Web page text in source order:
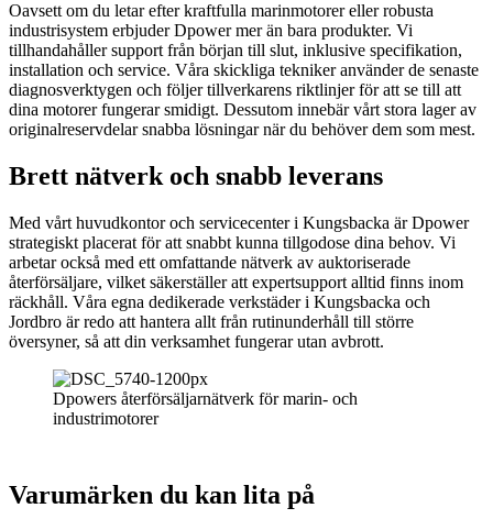
Oavsett om du letar efter kraftfulla marinmotorer eller robusta
industrisystem erbjuder Dpower mer än bara produkter. Vi
tillhandahåller support från början till slut, inklusive specifikation,
installation och service. Våra skickliga tekniker använder de senaste
diagnosverktygen och följer tillverkarens riktlinjer för att se till att
dina motorer fungerar smidigt. Dessutom innebär vårt stora lager av
originalreservdelar snabba lösningar när du behöver dem som mest.
Brett nätverk och snabb leverans
Med vårt huvudkontor och servicecenter i Kungsbacka är Dpower
strategiskt placerat för att snabbt kunna tillgodose dina behov. Vi
arbetar också med ett omfattande nätverk av auktoriserade
återförsäljare, vilket säkerställer att expertsupport alltid finns inom
räckhåll. Våra egna dedikerade verkstäder i Kungsbacka och
Jordbro är redo att hantera allt från rutinunderhåll till större
översyner, så att din verksamhet fungerar utan avbrott.
Dpowers återförsäljarnätverk för marin- och
industrimotorer
Varumärken du kan lita på